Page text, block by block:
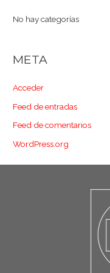
No hay categorías
META
Acceder
Feed de entradas
Feed de comentarios
WordPress.org